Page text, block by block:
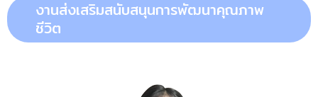
งานส่งเสริมสนับสนุนการพัฒนาคุณภาพ
ชีวิต